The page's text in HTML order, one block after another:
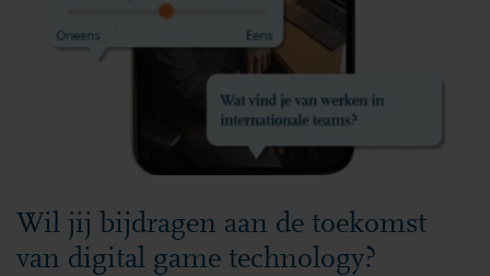
Wil jij bijdragen aan de toekomst
van digital game technology?